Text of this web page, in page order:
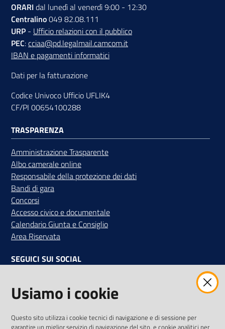
ORARI dal lunedì al venerdì 9:00 - 12:30
Centralino049 82.08.111
URP - Ufficio relazioni con il pubblico
PEC:cciaa@pd.legalmail.camcom.it
IBAN e pagamenti informatici
Dati per la fatturazione
Codice Univoco Ufficio UFLIK4
CF/PI 00654100288
TRASPARENZA
Amministrazione Trasparente
Albo camerale online
Responsabile della protezione dei dati
Bandi di gara
Concorsi
Accesso civico e documentale
Calendario Giunta e Consiglio
Area Riservata
SEGUICI SUI SOCIAL
Ricevi tutti gli aggiornamenti su eventi, nuove opportunità e
Usiamo i cookie
Questo sito utilizza i cookie tecnici di navigazione e di sessione per
garantire un miglior servizio di navigazione del sito, e cookie analitici per